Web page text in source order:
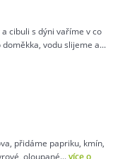
cibuli s dýni vaříme v co
vodu slijeme a...
přidáme papriku, kmín,